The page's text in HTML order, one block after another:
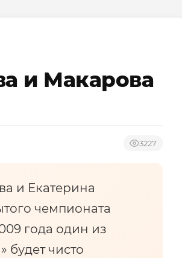
и Макарова
3227
и Екатерина
чемпионата
года один из
чисто